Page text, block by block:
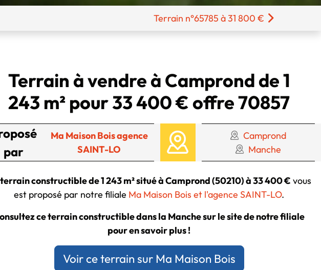
Terrain n°65785 à 31 800 €
Terrain à vendre à Camprond de 1
243 m² pour 33 400 € offre 70857
par
Ma Maison Bois agence
SAINT-LO
Camprond
Manche
terrain constructible de 1 243 m² situé à Camprond (50210) à 33 400 € vous
est proposé par notre filiale Ma Maison Bois et l'agence SAINT-LO.
ce terrain constructible dans la Manche sur le site de notre filiale
pour en savoir plus !
Voir ce terrain sur Ma Maison Bois